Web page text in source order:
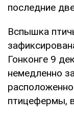
последние
Вспышка
Гонконге 9
немедленно
птицефермы,